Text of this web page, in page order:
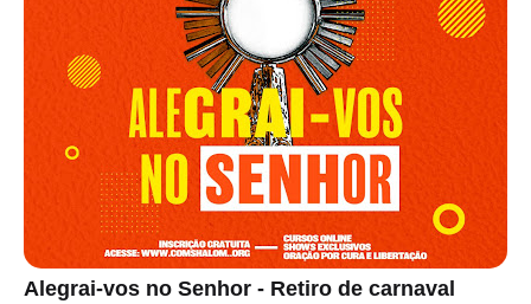
Alegrai-vos no Senhor - Retiro de carnaval